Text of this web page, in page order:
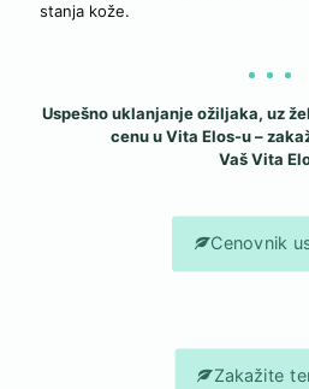
stanja kože.
Uspešno uklanjanje ožiljaka, uz
cenu u Vita Elos-u –
Vaš Vita
Cenovnik
Zakažite